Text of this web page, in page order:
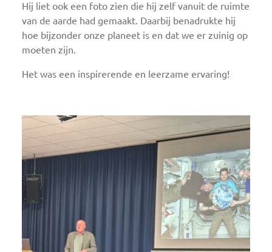
Hij liet ook een foto zien die hij zelf vanuit de ruimte
van de aarde had gemaakt. Daarbij benadrukte hij
hoe bijzonder onze planeet is en dat we er zuinig op
moeten zijn.
Het was een inspirerende en leerzame ervaring!